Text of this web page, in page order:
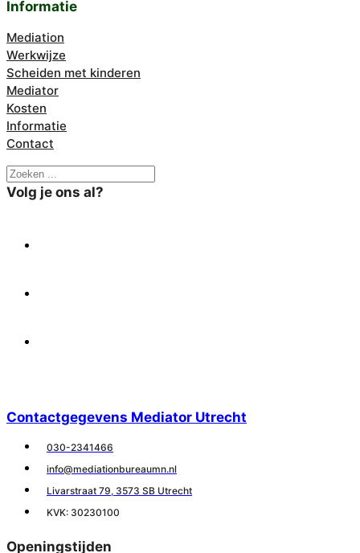
Informatie
Mediation
Werkwijze
Scheiden met kinderen
Mediator
Kosten
Informatie
Contact
Zoeken
Volg je ons al?
Contactgegevens Mediator Utrecht
030-2341466
info@mediationbureaumn.nl
Livarstraat 79, 3573 SB Utrecht
KVK: 30230100
Openingstijden